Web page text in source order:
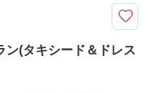
ン(タキシード＆ドレス